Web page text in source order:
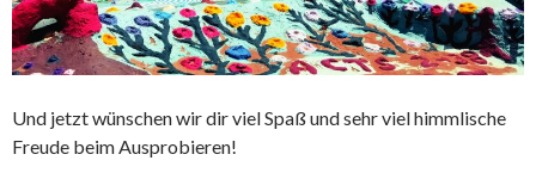
Und jetzt wünschen wir dir viel Spaß und sehr viel himmlische
Freude beim Ausprobieren!